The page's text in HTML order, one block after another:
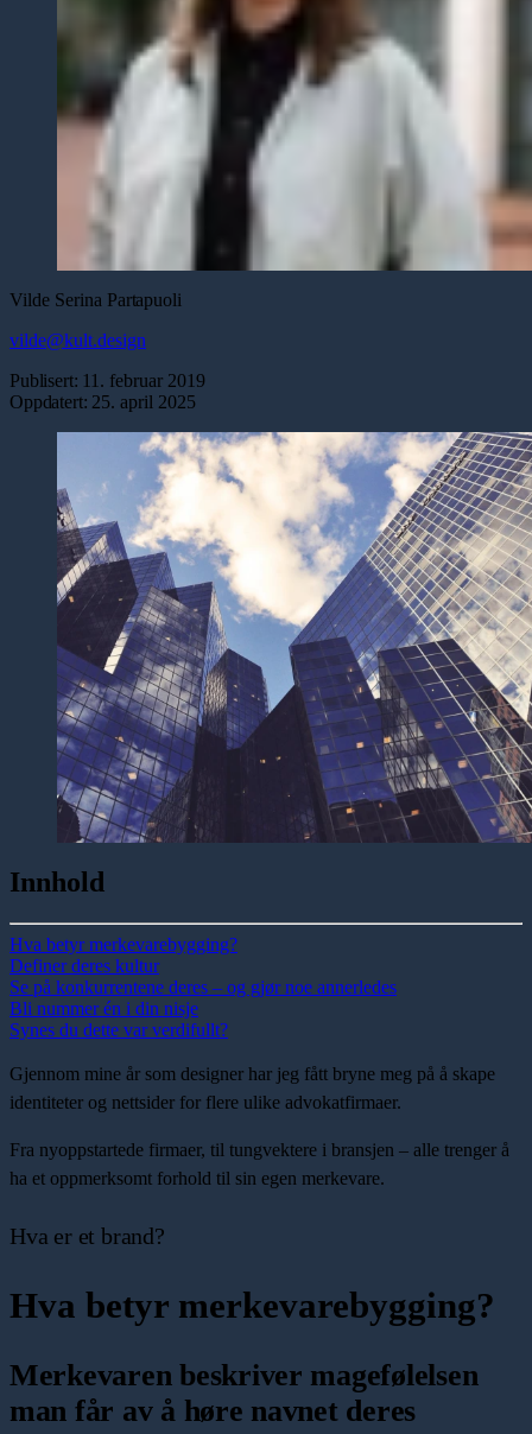
Vilde Serina Partapuoli
vilde@kult.design
Publisert: 11. februar 2019
Oppdatert: 25. april 2025
Innhold
Hva betyr merkevarebygging?
Definer deres kultur
Se på konkurrentene deres – og gjør noe annerledes
Bli nummer én i din nisje
Synes du dette var verdifullt?
Gjennom mine år som designer har jeg fått bryne meg på å skape
identiteter og nettsider for flere ulike advokatfirmaer.
Fra nyoppstartede firmaer, til tungvektere i bransjen – alle trenger å
ha et oppmerksomt forhold til sin egen merkevare.
Hva er et brand?
Hva betyr merkevarebygging?
Merkevaren beskriver magefølelsen
man får av å høre navnet deres